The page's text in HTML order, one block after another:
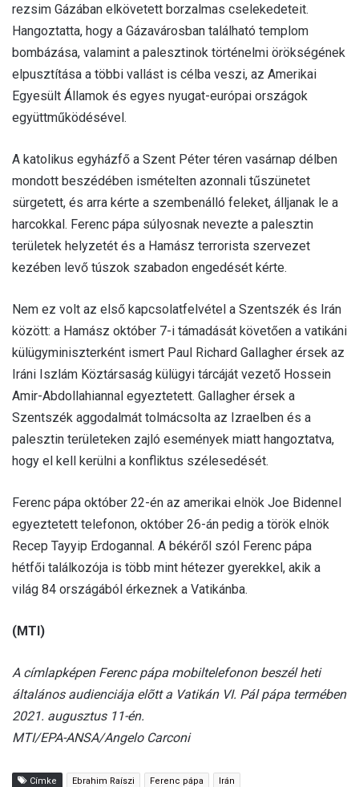
rezsim Gázában elkövetett borzalmas cselekedeteit.
Hangoztatta, hogy a Gázavárosban található templom
bombázása, valamint a palesztinok történelmi örökségének
elpusztítása a többi vallást is célba veszi, az Amerikai
Egyesült Államok és egyes nyugat-európai országok
együttműködésével.
A katolikus egyházfő a Szent Péter téren vasárnap délben
mondott beszédében ismételten azonnali tűszünetet
sürgetett, és arra kérte a szembenálló feleket, álljanak le a
harcokkal. Ferenc pápa súlyosnak nevezte a palesztin
területek helyzetét és a Hamász terrorista szervezet
kezében levő túszok szabadon engedését kérte.
Nem ez volt az első kapcsolatfelvétel a Szentszék és Irán
között: a Hamász október 7-i támadását követően a vatikáni
külügyminiszterként ismert Paul Richard Gallagher érsek az
Iráni Iszlám Köztársaság külügyi tárcáját vezető Hossein
Amir-Abdollahiannal egyeztetett. Gallagher érsek a
Szentszék aggodalmát tolmácsolta az Izraelben és a
palesztin területeken zajló események miatt hangoztatva,
hogy el kell kerülni a konfliktus szélesedését.
Ferenc pápa október 22-én az amerikai elnök Joe Bidennel
egyeztetett telefonon, október 26-án pedig a török elnök
Recep Tayyip Erdogannal. A békéről szól Ferenc pápa
hétfői találkozója is több mint hétezer gyerekkel, akik a
világ 84 országából érkeznek a Vatikánba.
(MTI)
A címlapképen Ferenc pápa mobiltelefonon beszél heti
általános audienciája elõtt a Vatikán VI. Pál pápa termében
2021. augusztus 11-én.
MTI/EPA-ANSA/Angelo Carconi
Címke Ebrahim Raíszi Ferenc pápa Irán